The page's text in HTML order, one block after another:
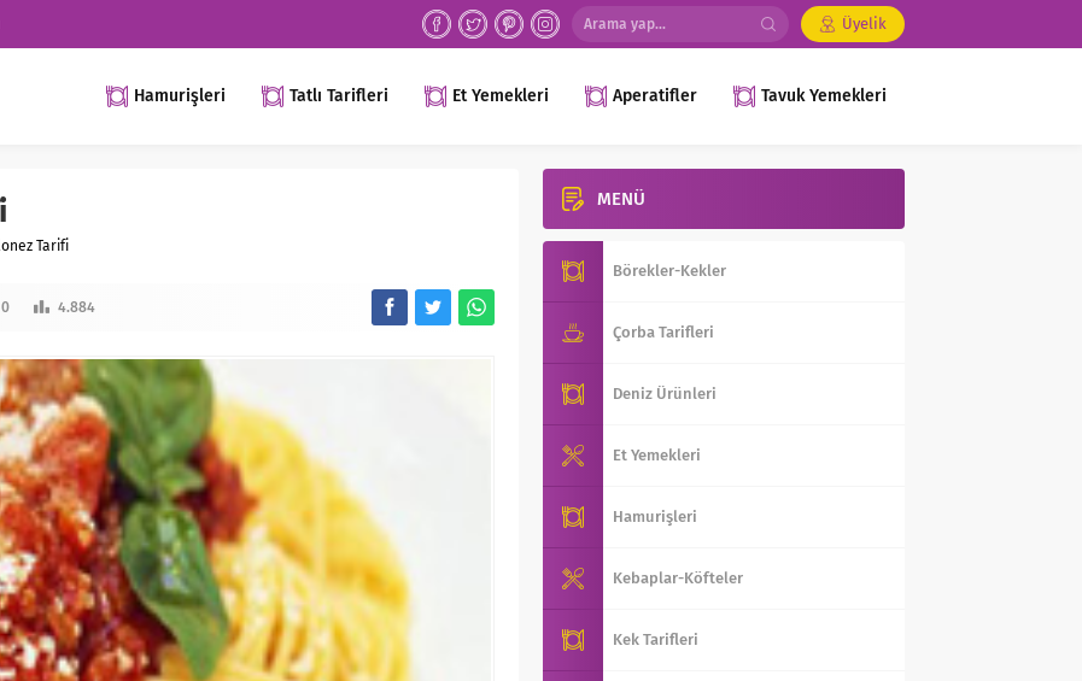
Üyelik
Hamurişleri Tatlı Tarifleri Et Yemekleri Aperatifler Tavuk Yemekleri
Tarifi
0 4.884
MENÜ
Börekler-Kekler
Çorba Tarifleri
Deniz Ürünleri
Et Yemekleri
Hamurişleri
Kebaplar-Köfteler
Kek Tarifleri